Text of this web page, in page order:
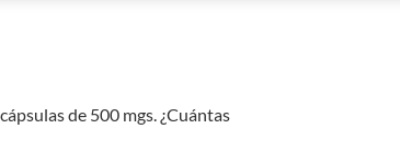
writing services
de 500 mgs. ¿Cuántas